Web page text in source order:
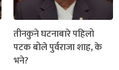
तीनकुने घटनाबारे पहिलो
पटक बोले पुर्वराजा शाह, के
भने?